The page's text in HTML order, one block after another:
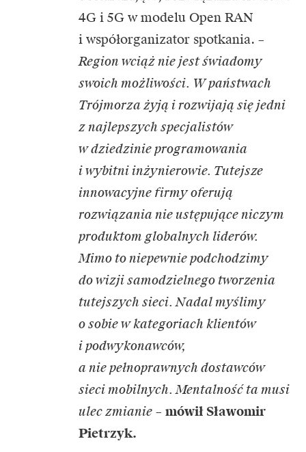
4G i 5G w modelu Open RAN
i współorganizator spotkania. –
Region wciąż nie jest świadomy
swoich możliwości. W państwach
Trójmorza żyją i rozwijają się jedni
z najlepszych specjalistów
w dziedzinie programowania
i wybitni inżynierowie. Tutejsze
innowacyjne firmy oferują
rozwiązania nie ustępujące niczym
produktom globalnych liderów.
Mimo to niepewnie podchodzimy
do wizji samodzielnego tworzenia
tutejszych sieci. Nadal myślimy
o sobie w kategoriach klientów
i podwykonawców,
a nie pełnoprawnych dostawców
sieci mobilnych. Mentalność ta musi
ulec zmianie – mówił Sławomir
Pietrzyk.